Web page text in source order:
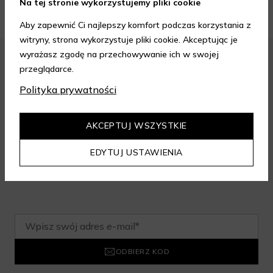
Zapisz się do newslettera i odbierz
rabat na aelia.pl:
-15% na cały nieprzeceniony asortyment przy minimalnej
wartości zamówienia 199 zł. Kod nie łączy się z innymi
ODBIERZ KOD
Na tej stronie wykorzystujemy pliki cookie
Aby zapewnić Ci najlepszy komfort podczas korzystania z
witryny, strona wykorzystuje pliki cookie. Akceptując je
wyrażasz zgodę na przechowywanie ich w swojej
przeglądarce.
Polityka prywatności
EDYTUJ USTAWIENIA
AKCEPTUJ WSZYSTKIE